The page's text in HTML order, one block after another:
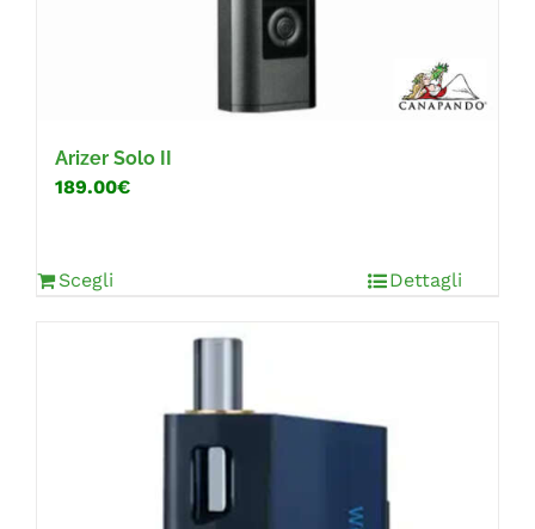
Arizer Solo II
189.00€
Scegli Dettagli